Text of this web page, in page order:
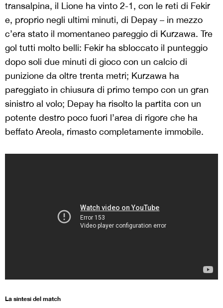
transalpina, il Lione ha vinto 2-1, con le reti di Fekir
e, proprio negli ultimi minuti, di Depay – in mezzo
c’era stato il momentaneo pareggio di Kurzawa. Tre
gol tutti molto belli: Fekir ha sbloccato il punteggio
dopo soli due minuti di gioco con un calcio di
punizione da oltre trenta metri; Kurzawa ha
pareggiato in chiusura di primo tempo con un gran
sinistro al volo; Depay ha risolto la partita con un
potente destro poco fuori l’area di rigore che ha
beffato Areola, rimasto completamente immobile.
La sintesi del match